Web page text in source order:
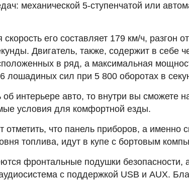
механической 5-ступенчатой или
его составляет 179 км/ч, разгон
Двигатель, также, содержит в себе
в ряд, а максимальная
лошадиных сил при 5 800 оборотах в
об интерьере авто, то внутри вы сможете
условия для комфортной езды.
отметить, что панель приборов, а именно
топлива, идут в купе с бортовым
фронтальные подушки безопасности,
с поддержкой USB и AUX.